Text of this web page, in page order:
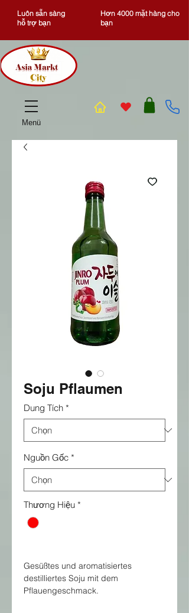
Menü
Luôn sẵn sàng
hỗ trợ bạn
Hơn 4000 mặt hàng cho
bạn
Soju Pflaumen
Dung Tích *
Nguồn Gốc *
Thương Hiệu *
Gesüßtes und aromatisiertes
destilliertes Soju mit dem
Pflauengeschmack.